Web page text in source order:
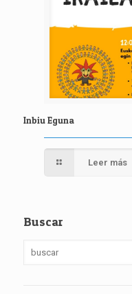
Inbiu Eguna
Leer más
Buscar